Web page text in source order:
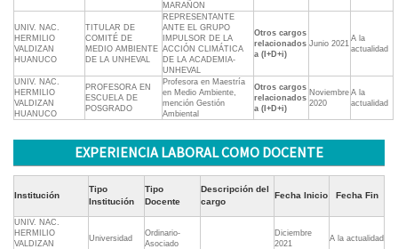
MARAÑON
UNIV. NAC.
HERMILIO
VALDIZAN
HUANUCO
TITULAR DE
COMITÉ DE
MEDIO AMBIENTE
DE LA UNHEVAL
REPRESENTANTE
ANTE EL GRUPO
IMPULSOR DE LA
ACCIÓN CLIMÁTICA
DE LA ACADEMIA-
UNHEVAL
Otros cargos
relacionados
a (I+D+i)
Junio 2021
A la
actualidad
UNIV. NAC.
HERMILIO
VALDIZAN
HUANUCO
PROFESORA EN
ESCUELA DE
POSGRADO
Profesora en Maestría
en Medio Ambiente,
mención Gestión
Ambiental
Otros cargos
relacionados
a (I+D+i)
Noviembre
2020
A la
actualidad
EXPERIENCIA LABORAL COMO DOCENTE
Institución
Tipo
Institución
Tipo
Docente
Descripción del
cargo
Fecha Inicio Fecha Fin
UNIV. NAC.
HERMILIO
VALDIZAN
Universidad
Ordinario-
Asociado
Diciembre
2021
A la actualidad